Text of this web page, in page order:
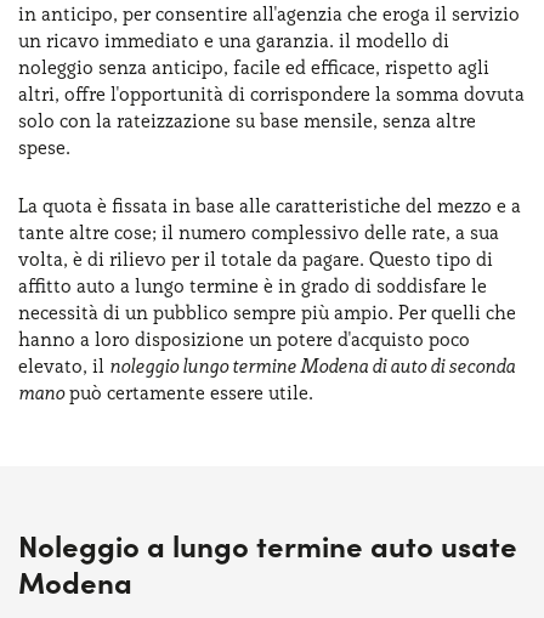
in anticipo, per consentire all'agenzia che eroga il servizio
un ricavo immediato e una garanzia. il modello di
noleggio senza anticipo, facile ed efficace, rispetto agli
altri, offre l'opportunità di corrispondere la somma dovuta
solo con la rateizzazione su base mensile, senza altre
spese.
La quota è fissata in base alle caratteristiche del mezzo e a
tante altre cose; il numero complessivo delle rate, a sua
volta, è di rilievo per il totale da pagare. Questo tipo di
affitto auto a lungo termine è in grado di soddisfare le
necessità di un pubblico sempre più ampio. Per quelli che
hanno a loro disposizione un potere d'acquisto poco
elevato, il noleggio lungo termine Modena di auto di seconda
manopuò certamente essere utile.
Noleggio a lungo termine auto usate
Modena